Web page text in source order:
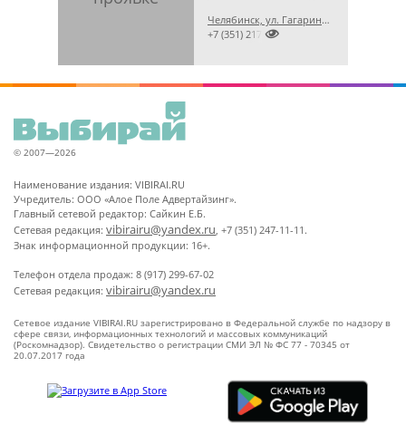
Челябинск, ул. Гагарина, 5 А

+7 (351) 2173679
© 2007—2026
Наименование издания: VIBIRAI.RU
Учредитель: ООО «Алое Поле Адвертайзинг».
Главный сетевой редактор: Сайкин Е.Б.
Сетевая редакция: vibirairu@yandex.ru, +7 (351) 247-11-11.
Знак информационной продукции: 16+.
Телефон отдела продаж: 8 (917) 299-67-02
Сетевая редакция: vibirairu@yandex.ru
Сетевое издание VIBIRAI.RU зарегистрировано в Федеральной службе по надзору в
сфере связи, информационных технологий и массовых коммуникаций
(Роскомнадзор). Свидетельство о регистрации СМИ ЭЛ № ФС 77 - 70345 от
20.07.2017 года